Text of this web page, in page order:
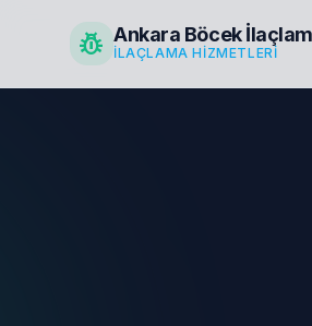
pest_control Ankara Böcek
İLAÇLAMA HIZMETLERI